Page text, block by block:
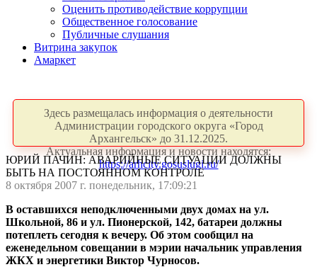
Оценить противодействие коррупции
Общественное голосование
Публичные слушания
Витрина закупок
Амаркет
Здесь размещалась информация о деятельности
Администрации городского округа «Город
Архангельск» до 31.12.2025.
Актуальная информация и новости находятся:
https://arhcity.gosuslugi.ru/
ЮРИЙ ПАЧИН: АВАРИЙНЫЕ СИТУАЦИИ ДОЛЖНЫ
БЫТЬ НА ПОСТОЯННОМ КОНТРОЛЕ
8 октября 2007 г. понедельник, 17:09:21
В оставшихся неподключенными двух домах на ул.
Школьной, 86 и ул. Пионерской, 142, батареи должны
потеплеть сегодня к вечеру. Об этом сообщил на
еженедельном совещании в мэрии начальник управления
ЖКХ и энергетики Виктор Чурносов.